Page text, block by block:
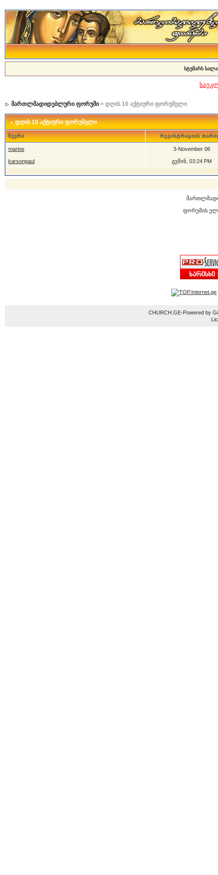
სტუმარს
მართლმადიდებლური ფორუმი> დღის 10 აქტიური ფორუმელი
დღის 10 აქტიური ფორუმელი
წევრი რეგისტრაციის
marine 3-November 06
karsonpaul გუშინ, 03:24 PM
ფორუმის
CHURCH.GE-Powered by